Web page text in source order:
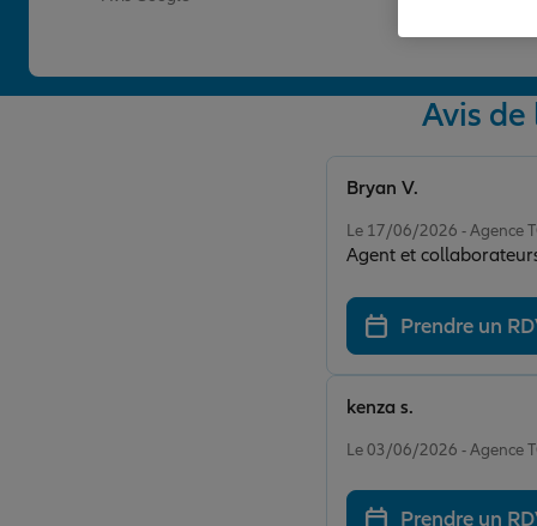
Avis de
Le 17/06/2026 - Agence
Agent et
Bryan V.
Prendre un
Le 03/06/2026 - Agence
kenza s.
Prendre un